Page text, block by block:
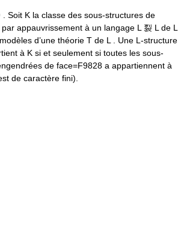
. Soit K la classe des sous-structures de
appauvrissement à un langage L 裂 L de L
d’une théorie T de L . Une L-structure
à K si et seulement si toutes les sous-
de face=F9828 a appartiennent à
de caractère fini).